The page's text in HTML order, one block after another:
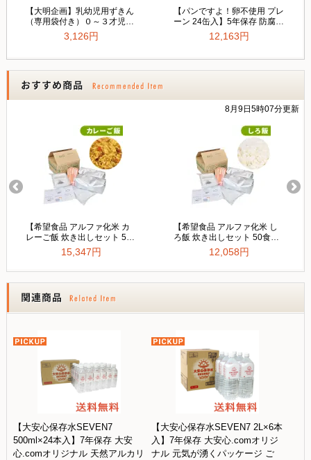
【大安心保存水SEVEN7
500ml×24本入】7年保存 大安
心.comオリジナル 天然アルカリ
【大安心保存水SEVEN7 2L×6本
入】7年保存 大安心.comオリジ
ナル 元気が湧くパッケージ ご